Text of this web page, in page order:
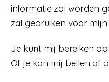
informatie zal worden
zal gebruiken voor
Je kunt mij bereiken
Of je kan mij bellen of